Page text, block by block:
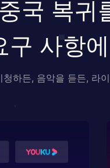
국 복귀
구 사항
하든, 음악을 듣든, 라